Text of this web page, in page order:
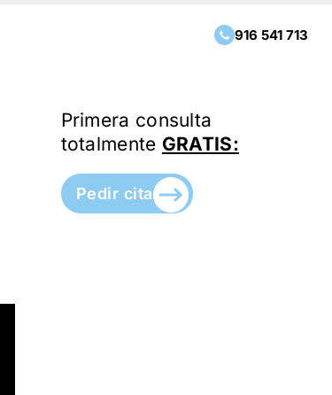
916 541 713
Primera consulta
totalmente GRATIS:
Pedir cita